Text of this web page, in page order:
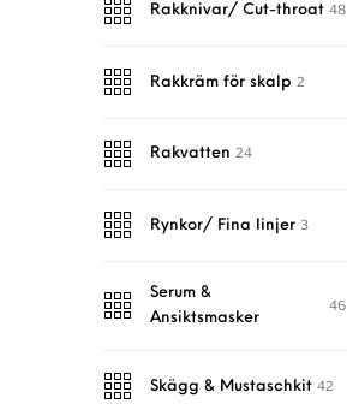
Rakknivar/ Cut-throat 48
Rakkräm för skalp 2
Rakvatten 24
Rynkor/ Fina linjer 3
Serum &
Ansiktsmasker
46
Skägg & Mustaschkit 42